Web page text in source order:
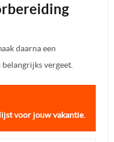
daarna een
vergeet.
voor jouw vakantie.